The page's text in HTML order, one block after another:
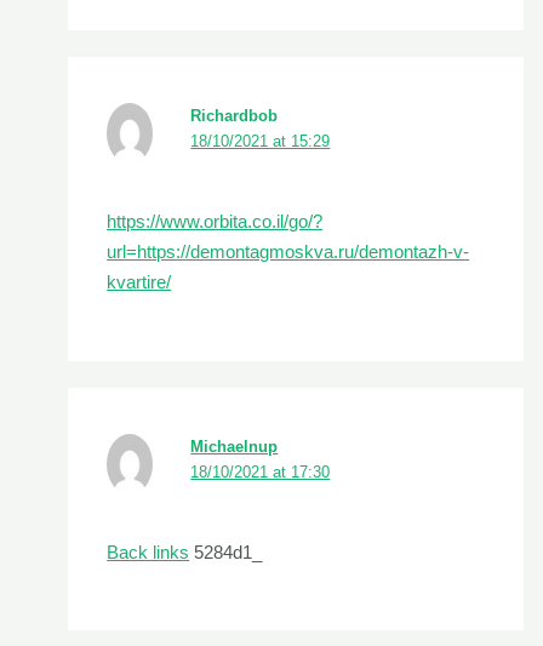
Richardbob
18/10/2021 at 15:29
https://www.orbita.co.il/go/?
url=https://demontagmoskva.ru/demontazh-v-
kvartire/
Michaelnup
18/10/2021 at 17:30
Back links 5284d1_